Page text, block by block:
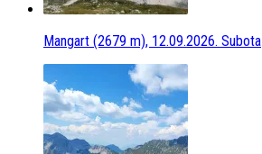
Mangart (2679 m), 12.09.2026. Subota